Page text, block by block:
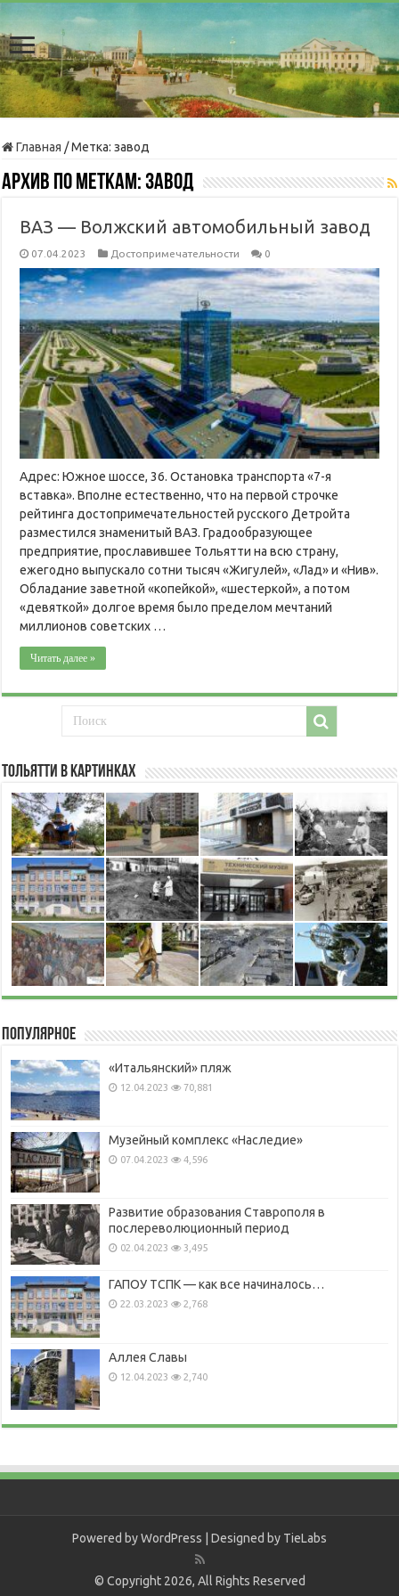
Главная /Метка:завод
Архив по меткам:завод
ВАЗ — Волжский автомобильный завод
07.04.2023 Достопримечательности 0
Адрес: Южное шоссе, 36. Остановка транспорта «7-я
вставка». Вполне естественно, что на первой строчке
рейтинга достопримечательностей русского Детройта
разместился знаменитый ВАЗ. Градообразующее
предприятие, прославившее Тольятти на всю страну,
ежегодно выпускало сотни тысяч «Жигулей», «Лад» и «Нив».
Обладание заветной «копейкой», «шестеркой», а потом
«девяткой» долгое время было пределом мечтаний
миллионов советских …
Читать далее »
Тольятти в картинках
Популярное
«Итальянский» пляж
12.04.2023 70,881
Музейный комплекс «Наследие»
07.04.2023 4,596
Развитие образования Ставрополя в
послереволюционный период
02.04.2023 3,495
ГАПОУ ТСПК — как все начиналось…
22.03.2023 2,768
Аллея Славы
12.04.2023 2,740
Powered byWordPress | Designed by TieLabs
© Copyright 2026, All Rights Reserved